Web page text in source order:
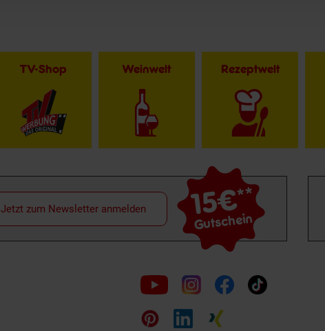
TV-Shop Weinwelt Rezeptwelt
15€**
Gutschein
Jetzt zum Newsletter anmelden
Folge
uns
auf